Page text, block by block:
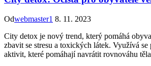
Odwebmaster1 8. 11. 2023
City detox je nový trend, který pomáhá
zbavit se stresu a toxických látek. Využívá
aktivit, které pomáhají navrátit rovnováhu